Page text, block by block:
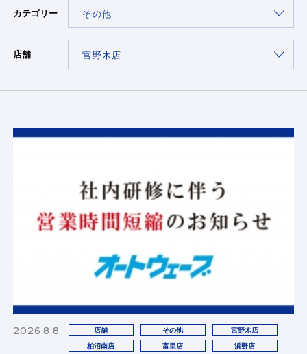
カテゴリー
店舗
2026.8.8 店舗 その他 宮野木店
柏沼南店 富里店 浜野店